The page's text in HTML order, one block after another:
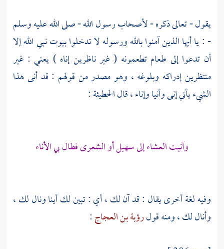
يقول - تعالى ذكره - لأصحاب رسول الله - صلى الله عليه وسلم
- : يا أيها الذين آمنوا بالله ورسوله لا تدخلوا بيوت نبي الله إلا
أن تدعوا إلى طعام تطعمونه ( غير ناظرين إناه ) يعني : غير
منتظرين إدراكه وبلوغه ، وهو مصدر من قولهم : قد أنى هذا
الشيء يأني إنى وأنيا وإناء ، قالالحطيئة:
وآنيت العشاء إلى سهيل أو الشعرى فطال بي الأناء
وفيه لغة أخرى يقال : قد آن لك ، أي : تبين لك أينا ونال لك ،
وأنال لك ، ومنه قولرؤبة بن العجاج: